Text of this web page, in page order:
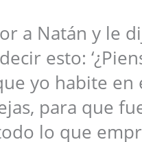
a Natán y le
esto:
yo habite en
para que
lo que